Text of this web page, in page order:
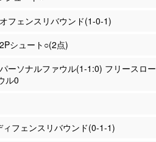
フェンスリバウンド(1-0-1)
シュート○(2点)
ーソナルファウル(1-1:0) フリースロー
ル0
ィフェンスリバウンド(0-1-1)